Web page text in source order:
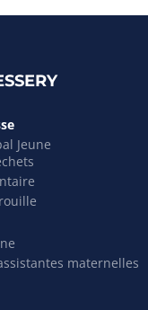
Jeune
maternelles